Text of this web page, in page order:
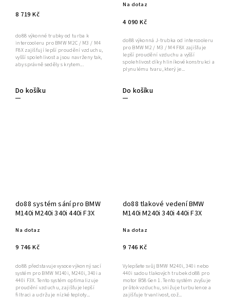
8 719 Kč
Do košíku
do88 výkonné trubky od turba k
intercooleru pro BMW M2C / M3 / M4
F8X zajišťují lepší proudění vzduchu,
vyšší spolehlivost a jsou navrženy tak,
aby správně seděly s krytem...
Na dotaz
4 090 Kč
Do košíku
do88 výkonná J-trubka od intercooleru
pro BMW M2 / M3 / M4 F8X zajišťuje
lepší proudění vzduchu a vyšší
spolehlivost díky hliníkové konstrukci a
plynulému tvaru, který je...
do88 systém sání pro BMW
M140i M240i 340i 440i F3X
Na dotaz
9 746 Kč
do88 představuje vysoce výkonný sací
systém pro BMW M140i, M240i, 340i a
440i F3X. Tento systém optimalizuje
proudění vzduchu, zajišťuje lepší
filtraci a udržuje nízké teploty...
do88 tlakové vedení BMW
M140i M240i 340i 440i F3X
Na dotaz
9 746 Kč
Vylepšete svůj BMW M240i, 340i nebo
440i sadou tlakových trubek do88 pro
motor B58 Gen 1. Tento systém zvyšuje
průtok vzduchu, snižuje turbulence a
zajišťuje trvanlivost, což...